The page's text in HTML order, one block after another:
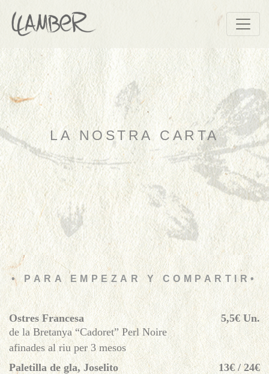
LA NOSTRA CARTA
• PARA EMPEZAR Y COMPARTIR•
Ostres Francesa
5,5€ Un.
de la Bretanya “Cadoret” Perl Noire
afinades al riu per 3 mesos
Paletilla de gla, Joselito
13€ / 24€